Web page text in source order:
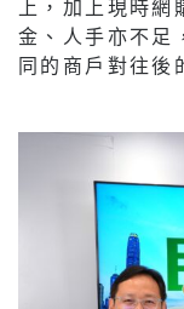
上，加上現時
金、人手亦不足
同的商戶對往後